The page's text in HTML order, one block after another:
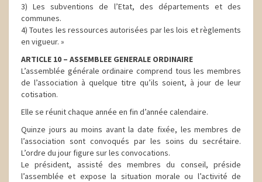
3) Les subventions de l’Etat, des départements et des
communes.
4) Toutes les ressources autorisées par les lois et règlements
en vigueur. »
ARTICLE 10 – ASSEMBLEE GENERALE ORDINAIRE
L’assemblée générale ordinaire comprend tous les membres
de l’association à quelque titre qu’ils soient, à jour de leur
cotisation.
Elle se réunit chaque année en fin d’année calendaire.
Quinze jours au moins avant la date fixée, les membres de
l’association sont convoqués par les soins du secrétaire.
L’ordre du jour figure sur les convocations.
Le président, assisté des membres du conseil, préside
l’assemblée et expose la situation morale ou l’activité de